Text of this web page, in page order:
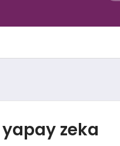
zeka